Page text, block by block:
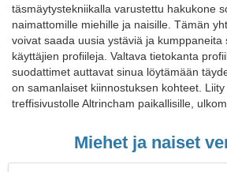
täsmäytystekniikalla varustettu hakukone
naimattomille miehille ja naisille. Tämän
voivat saada uusia ystäviä ja kumppaneita
käyttäjien profiileja. Valtava tietokanta
suodattimet auttavat sinua löytämään
on samanlaiset kiinnostuksen kohteet.
treffisivustolle Altrincham paikallisille,
Miehet ja naiset